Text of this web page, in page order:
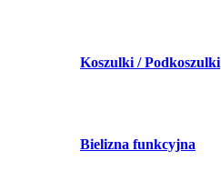
Koszulki / Podkoszulki
Bielizna funkcyjna